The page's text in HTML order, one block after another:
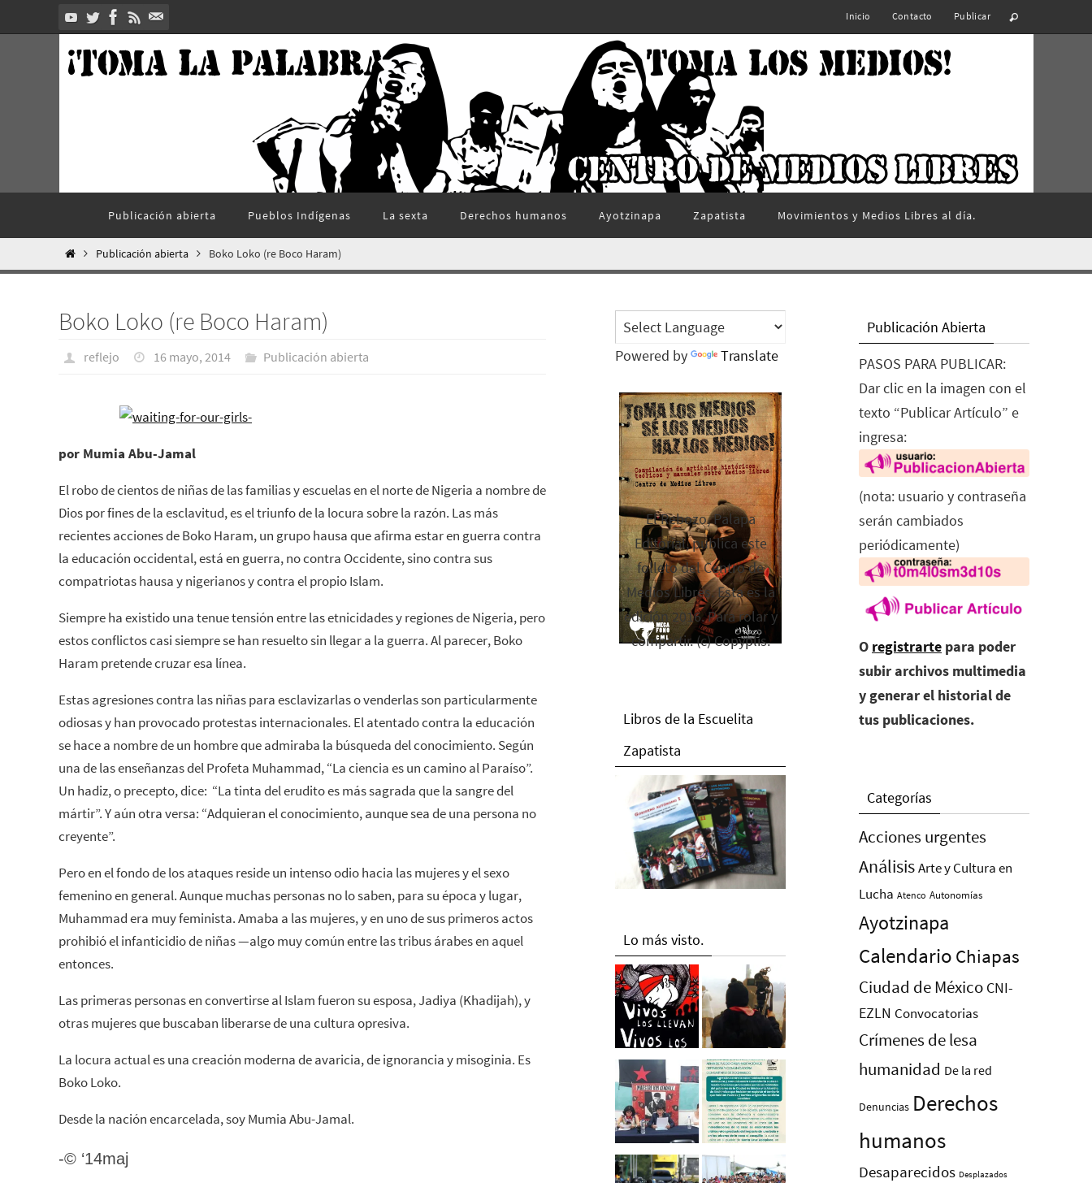
al
Inicio Contacto Publicar
contenido
Publicación abierta Pueblos Indí­genas La sexta Derechos humanos Ayotzinapa Zapatista Movimientos y Medios Libres al día.
InicioPublicación abierta Boko Loko (re Boco Haram)
Boko Loko (re Boco Haram)
reflejo 16 mayo, 2014 Publicación abierta
por Mumia Abu-Jamal
El robo de cientos de niñas de las familias y escuelas en el norte de Nigeria a nombre de
Dios por fines de la esclavitud, es el triunfo de la locura sobre la razón. Las más
recientes acciones de Boko Haram, un grupo hausa que afirma estar en guerra contra
la educación occidental, está en guerra, no contra Occidente, sino contra sus
compatriotas hausa y nigerianos y contra el propio Islam.
Siempre ha existido una tenue tensión entre las etnicidades y regiones de Nigeria, pero
estos conflictos casi siempre se han resuelto sin llegar a la guerra. Al parecer, Boko
Haram pretende cruzar esa línea.
Estas agresiones contra las niñas para esclavizarlas o venderlas son particularmente
odiosas y han provocado protestas internacionales. El atentado contra la educación
se hace a nombre de un hombre que admiraba la búsqueda del conocimiento. Según
una de las enseñanzas del Profeta Muhammad, “La ciencia es un camino al Paraíso”.
Un hadiz, o precepto, dice: “La tinta del erudito es más sagrada que la sangre del
mártir”. Y aún otra versa: “Adquieran el conocimiento, aunque sea de una persona no
creyente”.
Pero en el fondo de los ataques reside un intenso odio hacia las mujeres y el sexo
femenino en general. Aunque muchas personas no lo saben, para su época y lugar,
Muhammad era muy feminista. Amaba a las mujeres, y en uno de sus primeros actos
prohibió el infanticidio de niñas —algo muy común entre las tribus árabes en aquel
entonces.
Las primeras personas en convertirse al Islam fueron su esposa, Jadiya (Khadijah), y
otras mujeres que buscaban liberarse de una cultura opresiva.
La locura actual es una creación moderna de avaricia, de ignorancia y misoginia. Es
Boko Loko.
Desde la nación encarcelada, soy Mumia Abu-Jamal.
-© ‘14maj
Powered by Translate
El Rebozo, Palapa
Editorial, publica este
folleto del Centro de
Medios Libres. Esta es la
edición 2016. Para rolar y
compartir. (c) Copyplis.
Libros de la Escuelita
Zapatista
Lo más visto.
Publicación Abierta
PASOS PARA PUBLICAR:
Dar clic en la imagen con el
texto “Publicar Artículo” e
ingresa:
(nota: usuario y contraseña
serán cambiados
periódicamente)
O registrarte para poder
subir archivos multimedia
y generar el historial de
tus publicaciones.
Categorías
Acciones urgentes
AnálisisArte y Cultura en
Lucha Atenco Autonomías
Ayotzinapa
Calendario Chiapas
Ciudad de México CNI-
EZLN Convocatorias
Crímenes de lesa
humanidad De la red
Denuncias Derechos
humanos
Desaparecidos Desplazados